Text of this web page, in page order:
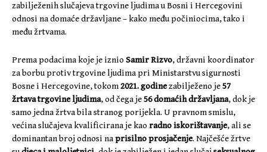
zabilježenih slučajeva trgovine ljudima u Bosni i Hercegovini
odnosi na domaće državljane – kako među počiniocima, tako i
među žrtvama.
Prema podacima koje je iznio Samir Rizvo, državni koordinator
za borbu protiv trgovine ljudima pri Ministarstvu sigurnosti
Bosne i Hercegovine, tokom2021. godinezabilježeno je57
žrtava trgovine ljudima, od čega je56 domaćih državljana, dok je
samo jedna žrtva bila stranog porijekla. U pravnom smislu,
većina slučajeva kvalificirana je kao radno iskorištavanje, ali se
dominantan broj odnosi naprisilno prosjačenje. Najčešće žrtve